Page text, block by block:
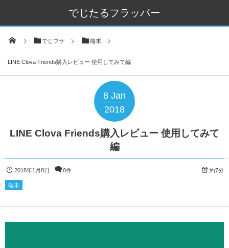
でじたるフラッパー
でじフラ 端末
LINE Clova Friends購入レビュー 使用してみて編
8 Jan
2018
LINE Clova Friends購入レビュー 使用してみて
編
2018年1月8日 0件 約7分
端末